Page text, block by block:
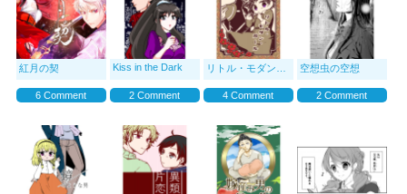
紅月の契
6 Comment
Kiss in the Dark
2 Comment
リトル・モダン・ガール
4 Comment
空想虫の空想
2 Comment